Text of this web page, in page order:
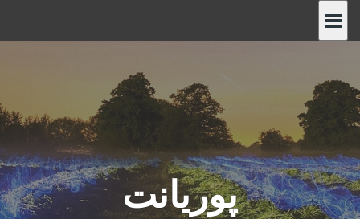
ه
م
ح
و
ا
پوریانت